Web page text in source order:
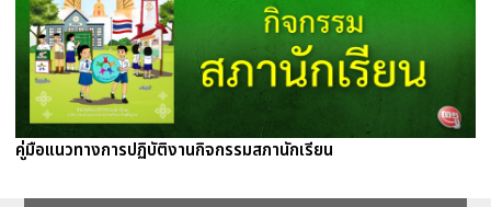
คู่มือแนวทางการปฏิบัติงานกิจกรรมสภานักเรียน